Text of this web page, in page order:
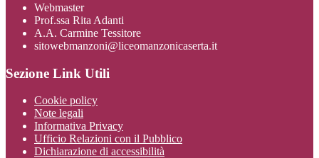
Webmaster
Prof.ssa Rita Adanti
A.A. Carmine Tessitore
sitowebmanzoni@liceomanzonicaserta.it
Sezione Link Utili
Cookie policy
Note legali
Informativa Privacy
Ufficio Relazioni con il Pubblico
Dichiarazione di accessibilità